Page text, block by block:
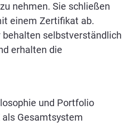
nehmen. Sie schließen
einem Zertifikat ab.
selbstverständlich
erhalten die
und Portfolio
als Gesamtsystem